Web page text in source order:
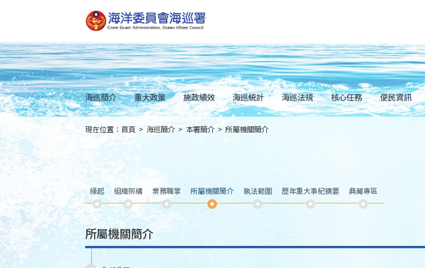
到
主
內
容
Skip
to
main
content
海巡簡介 重大政策 施政績效 海巡統計 海巡法規 核心任務 便民資訊
::: 現在位置： 首頁 > 海巡簡介 > 本署簡介 > 所屬機關簡介
緣起 組織架構 業務職掌 所屬機關簡介 執法範圍 歷年重大事紀摘要 典藏專區
所屬機關簡介